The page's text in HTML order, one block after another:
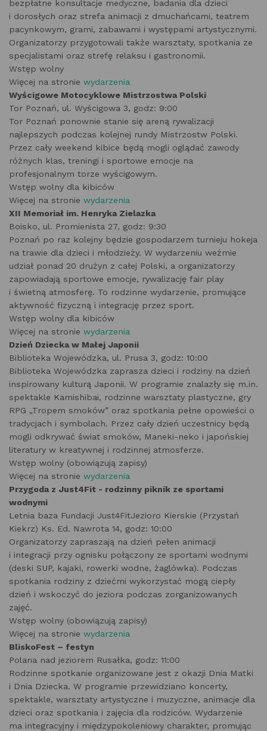
bezpłatne konsultacje medyczne, badania dla dzieci
i dorosłych oraz strefa animacji z dmuchańcami, teatrem
pacynkowym, grami, zabawami i występami artystycznymi.
Organizatorzy przygotowali także warsztaty, spotkania ze
specjalistami oraz strefę relaksu i gastronomii.
Wstęp wolny
Więcej na stronie wydarzenia
Wyścigowe Motocyklowe Mistrzostwa Polski
Tor Poznań, ul. Wyścigowa 3, godz: 9:00
Tor Poznań ponownie stanie się areną rywalizacji
najlepszych podczas kolejnej rundy Mistrzostw Polski.
Przez cały weekend kibice będą mogli oglądać zawody
różnych klas, treningi i sportowe emocje na
profesjonalnym torze wyścigowym.
Wstęp wolny dla kibiców
Więcej na stronie wydarzenia
XII Memoriał im. Henryka Zielazka
Boisko, ul. Promienista 27, godz: 9:30
Poznań po raz kolejny będzie gospodarzem turnieju hokeja
na trawie dla dzieci i młodzieży. W wydarzeniu weźmie
udział ponad 20 drużyn z całej Polski, a organizatorzy
zapowiadają sportowe emocje, rywalizację fair play
i świetną atmosferę. To rodzinne wydarzenie, promujące
aktywność fizyczną i integrację przez sport.
Wstęp wolny dla kibiców
Więcej na stronie wydarzenia
Dzień Dziecka w Małej Japonii
Biblioteka Wojewódzka, ul. Prusa 3, godz: 10:00
Biblioteka Wojewódzka zaprasza dzieci i rodziny na dzień
inspirowany kulturą Japonii. W programie znalazły się m.in.
spektakle Kamishibai, rodzinne warsztaty plastyczne, gry
RPG „Tropem smoków” oraz spotkania pełne opowieści o
tradycjach i symbolach. Przez cały dzień uczestnicy będą
mogli odkrywać świat smoków, Maneki-neko i japońskiej
literatury w kreatywnej i rodzinnej atmosferze.
Wstęp wolny (obowiązują zapisy)
Więcej na stronie wydarzenia
Przygoda z Just4Fit - rodzinny piknik ze sportami
wodnymi
Letnia baza Fundacji Just4FitJezioro Kierskie (Przystań
Kiekrz) Ks. Ed. Nawrota 14, godz: 10:00
Organizatorzy zapraszają na dzień pełen animacji
i integracji przy ognisku połączony ze sportami wodnymi
(deski SUP, kajaki, rowerki wodne, żaglówka). Podczas
spotkania rodziny z dziećmi wykorzystać mogą ciepły
dzień i wskoczyć do jeziora podczas zorganizowanych
zajęć.
Wstęp wolny (obowiązują zapisy)
Więcej na stronie wydarzenia
BliskoFest – festyn
Polana nad jeziorem Rusałka, godz: 11:00
Rodzinne spotkanie organizowane jest z okazji Dnia Matki
i Dnia Dziecka. W programie przewidziano koncerty,
spektakle, warsztaty artystyczne i muzyczne, animacje dla
dzieci oraz spotkania i zajęcia dla rodziców. Wydarzenie
ma integracyjny i międzypokoleniowy charakter, promując